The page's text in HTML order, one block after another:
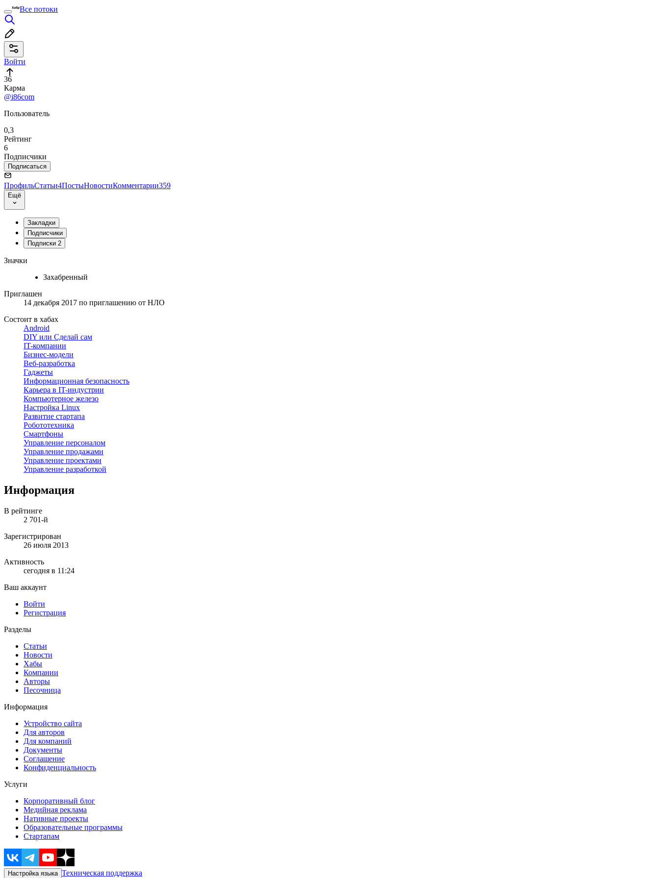
Все потоки
Войти
36
Карма
@i86com
Пользователь
0,3
Рейтинг
6
Подписчики
Подписаться
ПрофильСтатьи4ПостыНовостиКомментарии359
Ещё
Закладки
Подписчики
Подписки 2
Значки
Захабренный
Приглашен
14 декабря 2017 по приглашению от НЛО
Состоит в хабах
Android
DIY или Сделай сам
IT-компании
Бизнес-модели
Веб-разработка
Гаджеты
Информационная безопасность
Карьера в IT-индустрии
Компьютерное железо
Настройка Linux
Развитие стартапа
Робототехника
Смартфоны
Управление персоналом
Управление продажами
Управление проектами
Управление разработкой
Информация
В рейтинге
2 701-й
Зарегистрирован
26 июля 2013
Активность
сегодня в 11:24
Ваш аккаунт
Войти
Регистрация
Разделы
Статьи
Новости
Хабы
Компании
Авторы
Песочница
Информация
Устройство сайта
Для авторов
Для компаний
Документы
Соглашение
Конфиденциальность
Услуги
Корпоративный блог
Медийная реклама
Нативные проекты
Образовательные программы
Стартапам
Настройка языка Техническая поддержка